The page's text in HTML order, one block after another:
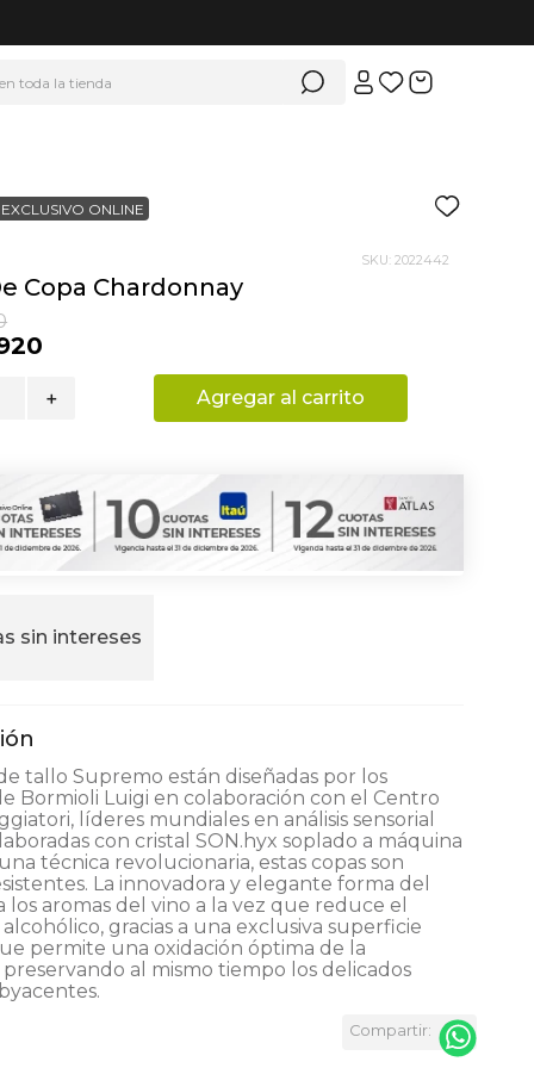
ONLINE
SKU: 2022442
Copa Chardonnay
＋ Agregar al carrito
sin intereses
tallo Supremo están diseñadas por los
Bormioli Luigi en colaboración con el Centro
líderes mundiales en análisis sensorial
con cristal SON.hyx soplado a máquina
técnica revolucionaria, estas copas son
La innovadora y elegante forma del
los aromas del vino a la vez que reduce el
gracias a una exclusiva superficie
permite una oxidación óptima de la
al mismo tiempo los delicados